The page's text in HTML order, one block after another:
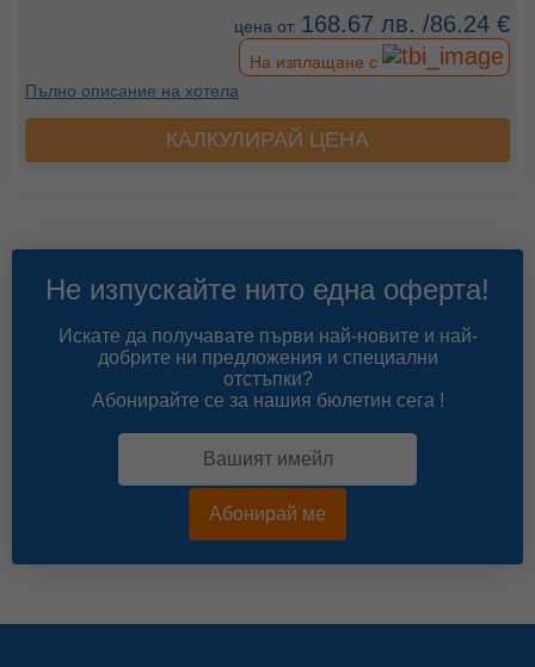
цена от 168.67 лв. /86.24 €
На изплащане с
Пълно описание на хотела
КАЛКУЛИРАЙ ЦЕНА
Не изпускайте нито една оферта!
Искате да получавате първи най-новите и най-
добрите ни предложения и специални
отстъпки?
Абонирайте се за нашия бюлетин сега !
Абонирай ме